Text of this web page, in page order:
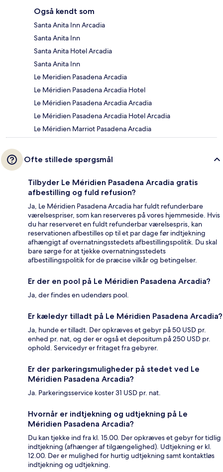
Også kendt som
Santa Anita Inn Arcadia
Santa Anita Inn
Santa Anita Hotel Arcadia
Santa Anita Inn
Le Meridien Pasadena Arcadia
Le Méridien Pasadena Arcadia Hotel
Le Méridien Pasadena Arcadia Arcadia
Le Méridien Pasadena Arcadia Hotel Arcadia
Le Méridien Marriot Pasadena Arcadia
Ofte stillede spørgsmål
Tilbyder Le Méridien Pasadena Arcadia gratis
afbestilling og fuld refusion?
Ja, Le Méridien Pasadena Arcadia har fuldt refunderbare
værelsespriser, som kan reserveres på vores hjemmeside. Hvis
du har reserveret en fuldt refunderbar værelsespris, kan
reservationen afbestilles op til et par dage før indtjekning
afhængigt af overnatningsstedets afbestillingspolitik. Du skal
bare sørge for at tjekke overnatningsstedets
afbestillingspolitik for de præcise vilkår og betingelser.
Er der en pool på Le Méridien Pasadena Arcadia?
Ja, der findes en udendørs pool.
Er kæledyr tilladt på Le Méridien Pasadena Arcadia?
Ja, hunde er tilladt. Der opkræves et gebyr på 50 USD pr.
enhed pr. nat, og der er også et depositum på 250 USD pr.
ophold. Servicedyr er fritaget fra gebyrer.
Er der parkeringsmuligheder på stedet ved Le
Méridien Pasadena Arcadia?
Ja. Parkeringsservice koster 31 USD pr. nat.
Hvornår er indtjekning og udtjekning på Le
Méridien Pasadena Arcadia?
Du kan tjekke ind fra kl. 15.00. Der opkræves et gebyr for tidlig
indtjekning (afhænger af tilgængelighed). Udtjekning er kl.
12.00. Der er mulighed for hurtig udtjekning samt kontaktløs
indtjekning og udtjekning.